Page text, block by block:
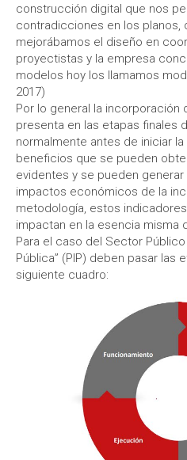
construcción digital que nos
contradicciones en los planos,
mejorábamos el diseño en
proyectistas y la empresa
modelos hoy los llamamos
2017)
Por lo general la incorporación
presenta en las etapas finales
normalmente antes de iniciar
beneficios que se pueden
evidentes y se pueden
impactos económicos de la
metodología, estos
impactan en la esencia misma
Para el caso del Sector
Pública” (PIP) deben pasar las
siguiente cuadro: